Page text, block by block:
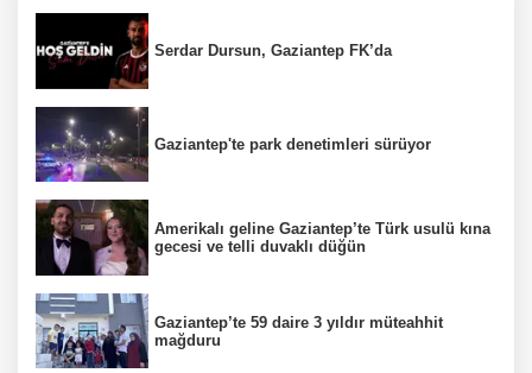
Serdar Dursun, Gaziantep FK’da
Gaziantep'te park denetimleri sürüyor
Amerikalı geline Gaziantep’te Türk usulü kına
gecesi ve telli duvaklı düğün
Gaziantep’te 59 daire 3 yıldır müteahhit
mağduru